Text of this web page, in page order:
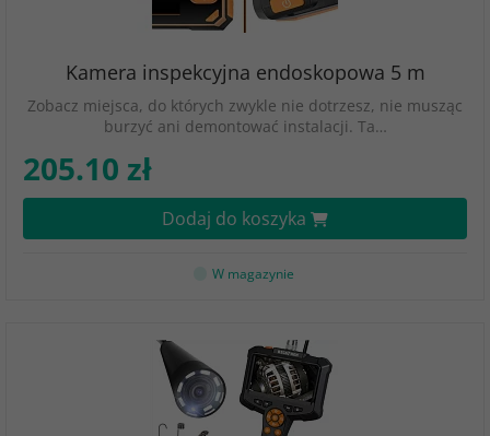
Kamera inspekcyjna endoskopowa 5 m
Zobacz miejsca, do których zwykle nie dotrzesz, nie musząc
burzyć ani demontować instalacji. Ta…
205.10 zł
Dodaj do koszyka
W magazynie